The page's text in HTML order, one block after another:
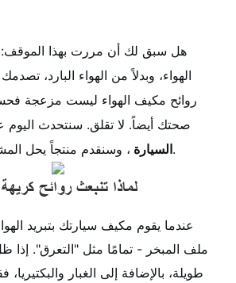
هل سبق لك أن مررت بهذا
الهواء، وبدلاً من الهواء البارد،
روائح مكيف الهواء ليست مزعجة
صحتك أيضاً. لا تقلق. سنتحدث اليوم
السيارة، وسنقدم منتجاً يحل المشكلة بسرعة وفعالية.
لماذا تنبعث روائح
عندما يقوم مكيف سيارتك بتبريد
ملف المبخر - تمامًا مثل "التعرق". إذا
طويلة، بالإضافة إلى الغبار